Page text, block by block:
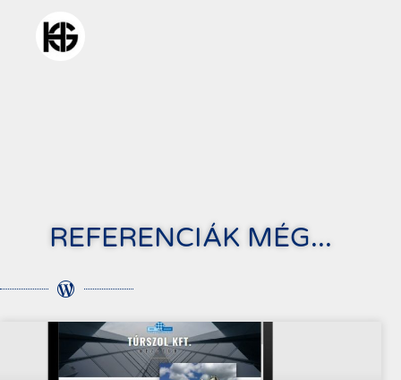
REFERENCIÁK MÉG...